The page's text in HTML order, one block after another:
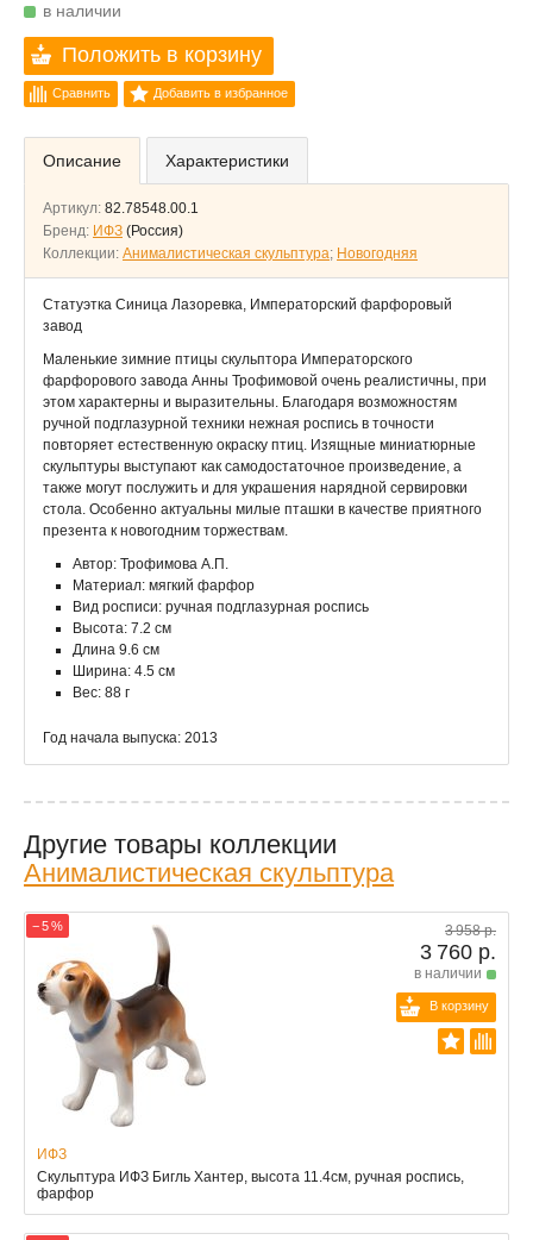
в наличии
Положить в корзину
Сравнить Добавить в избранное
Описание Характеристики
Артикул: 82.78548.00.1
Бренд: ИФЗ (Россия)
Коллекции: Анималистическая скульптура; Новогодняя
Статуэтка Синица Лазоревка, Императорский фарфоровый
завод
Маленькие зимние птицы скульптора Императорского
фарфорового завода Анны Трофимовой очень реалистичны, при
этом характерны и выразительны. Благодаря возможностям
ручной подглазурной техники нежная роспись в точности
повторяет естественную окраску птиц. Изящные миниатюрные
скульптуры выступают как самодостаточное произведение, а
также могут послужить и для украшения нарядной сервировки
стола. Особенно актуальны милые пташки в качестве приятного
презента к новогодним торжествам.
Автор: Трофимова А.П.
Материал: мягкий фарфор
Вид росписи: ручная подглазурная роспись
Высота: 7.2 см
Длина 9.6 см
Ширина: 4.5 см
Вес: 88 г
Год начала выпуска: 2013
Другие товары коллекции
Анималистическая скульптура
− 5 % 3 958 р.
3 760 р.
в наличии
В корзину
ИФЗ
Скульптура ИФЗ Бигль Хантер, высота 11.4см, ручная роспись,
фарфор